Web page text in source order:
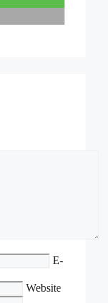
E-
Website